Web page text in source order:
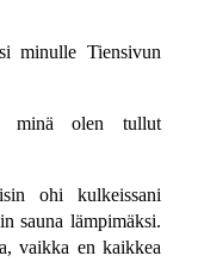
minulle Tiensivun
minä olen tullut
ohi kulkeissani
sauna lämpimäksi.
vaikka en kaikkea